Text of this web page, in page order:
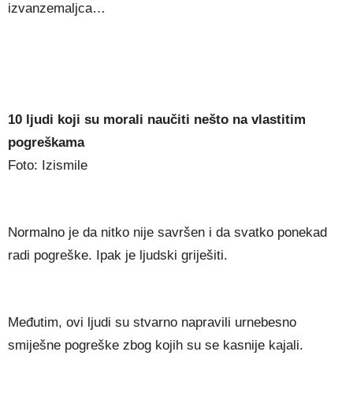
izvanzemaljca…
10 ljudi koji su morali naučiti nešto na vlastitim
pogreškama
Foto: Izismile
Normalno je da nitko nije savršen i da svatko ponekad
radi pogreške. Ipak je ljudski griješiti.
Međutim, ovi ljudi su stvarno napravili urnebesno
smiješne pogreške zbog kojih su se kasnije kajali.